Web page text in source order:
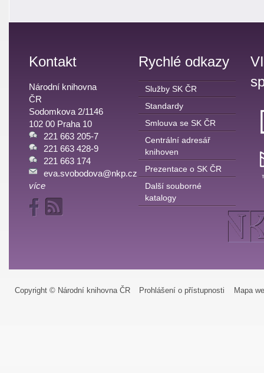
Kontakt
Národní knihovna
ČR
Sodomkova 2/1146
102 00 Praha 10
221 663 205-7
221 663 428-9
221 663 174
eva.svobodova@nkp.cz
více
Rychlé odkazy
Služby SK ČR
Standardy
Smlouva se SK ČR
Centrální adresář
knihoven
Prezentace o SK ČR
Další souborné
katalogy
Copyright © Národní knihovna ČR Prohlášení o přístupnosti Mapa